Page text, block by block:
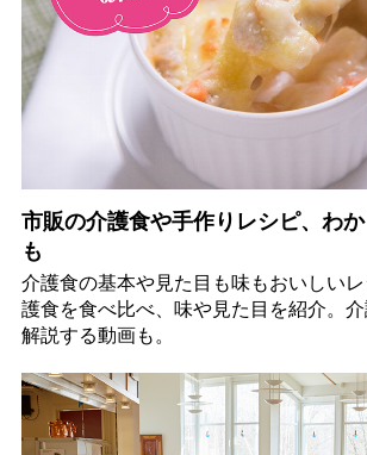
市販の介護食や手作りレシピ、わ
も
介護食の基本や見た目も味もおいしい
護食を食べ比べ、味や見た目を紹介。
解説する動画も。